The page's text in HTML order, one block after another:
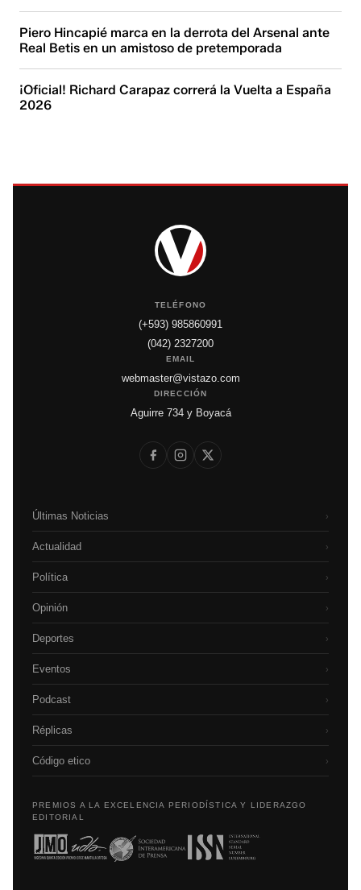
Piero Hincapié marca en la derrota del Arsenal ante
Real Betis en un amistoso de pretemporada
¡Oficial! Richard Carapaz correrá la Vuelta a España
2026
TELÉFONO
(+593) 985860991
(042) 2327200
EMAIL
webmaster@vistazo.com
DIRECCIÓN
Aguirre 734 y Boyacá
Últimas Noticias ›
Actualidad ›
Política ›
Opinión ›
Deportes ›
Eventos ›
Podcast ›
Réplicas ›
Código etico ›
PREMIOS A LA EXCELENCIA PERIODÍSTICA Y LIDERAZGO
EDITORIAL